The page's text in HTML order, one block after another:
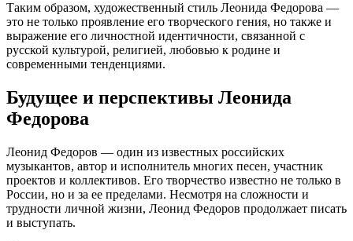
Таким образом, художественный стиль Леонида Федорова —
это не только проявление его творческого гения, но также и
выражение его личностной идентичности, связанной с
русской культурой, религией, любовью к родине и
современными тенденциями.
Будущее и перспективы Леонида
Федорова
Леонид Федоров — один из известных российских
музыкантов, автор и исполнитель многих песен, участник
проектов и коллективов. Его творчество известно не только в
России, но и за ее пределами. Несмотря на сложности и
трудности личной жизни, Леонид Федоров продолжает писать
и выступать.